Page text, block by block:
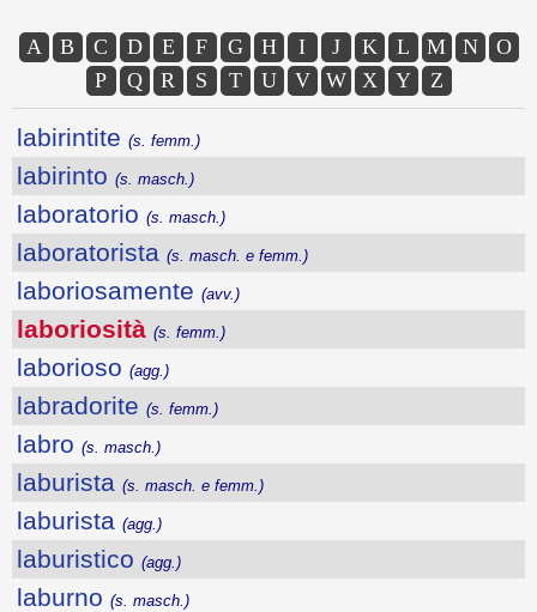
A B C D E F G H I J K L M N
O
P
Q R S T U V W X Y Z
labirintite (s. femm.)
labirinto (s. masch.)
laboratorio (s. masch.)
laboratorista (s. masch. e femm.)
laboriosamente (avv.)
laboriosità (s. femm.)
laborioso (agg.)
labradorite (s. femm.)
labro (s. masch.)
laburista (s. masch. e femm.)
laburista (agg.)
laburistico (agg.)
laburno (s. masch.)